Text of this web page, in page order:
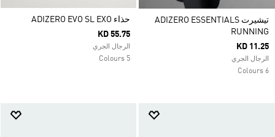
تيشيرت ADIZERO ESSENTIALS
RUNNING
KD 11.25
الرجال الجري
6 Colours
حذاء ADIZERO EVO SL EXO
KD 55.75
الرجال الجري
5 Colours